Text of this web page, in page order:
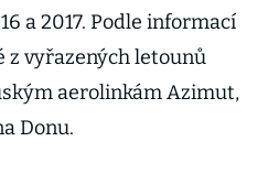
a 2017. Podle informací
z vyřazených letounů
aerolinkám Azimut,
Donu.